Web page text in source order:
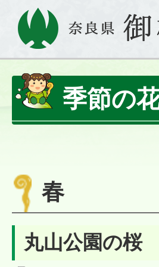
季節の
春
丸山公園の桜